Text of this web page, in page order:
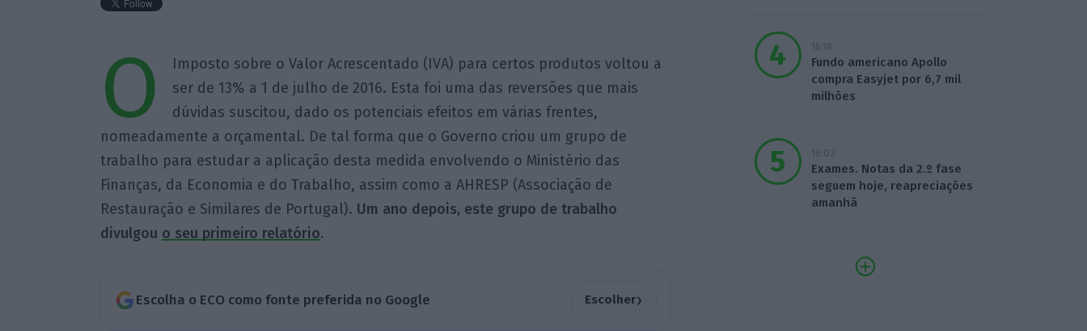
O
Imposto sobre o Valor Acrescentado (IVA) para certos produtos voltou a
ser de 13% a 1 de julho de 2016. Esta foi uma das reversões que mais
dúvidas suscitou, dado os potenciais efeitos em várias frentes,
nomeadamente a orçamental. De tal forma que o Governo criou um grupo de
trabalho para estudar a aplicação desta medida envolvendo o Ministério das
Finanças, da Economia e do Trabalho, assim como a AHRESP (Associação de
Restauração e Similares de Portugal). Um ano depois, este grupo de trabalho
divulgou o seu primeiro relatório.
Escolha o ECO como fonte preferida no Google Escolher›
16:18
Fundo americano Apollo
compra Easyjet por 6,7 mil
milhões
16:02
Exames. Notas da 2.º fase
seguem hoje, reapreciações
amanhã